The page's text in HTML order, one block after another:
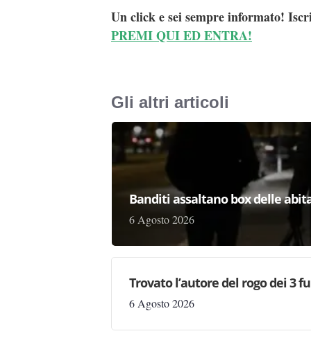
Un click e sei sempre informato!
PREMI QUI ED ENTRA!
Gli altri articoli
Banditi assaltano box delle
6 Agosto 2026
Trovato l’autore del rogo dei 3
6 Agosto 2026